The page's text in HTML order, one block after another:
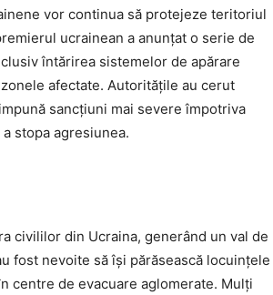
vor continua să protejeze teritoriul
ucrainean a anunțat o serie de
întărirea sistemelor de apărare
afectate. Autoritățile au cerut
sancțiuni mai severe împotriva
stopa agresiunea.
civililor din Ucraina, generând un val de
fost nevoite să își părăsească locuințele
centre de evacuare aglomerate. Mulți